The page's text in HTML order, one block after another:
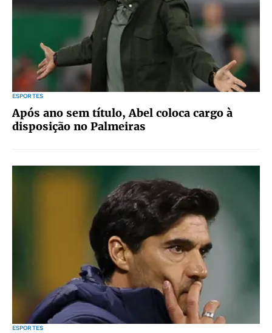
ESPORTES
Após ano sem título, Abel coloca cargo à
disposição no Palmeiras
ESPORTES